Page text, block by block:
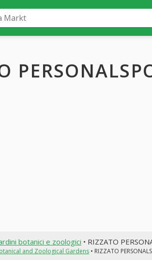
botanici e zoologici • RIZZATO
and Zoological Gardens• RIZZATO